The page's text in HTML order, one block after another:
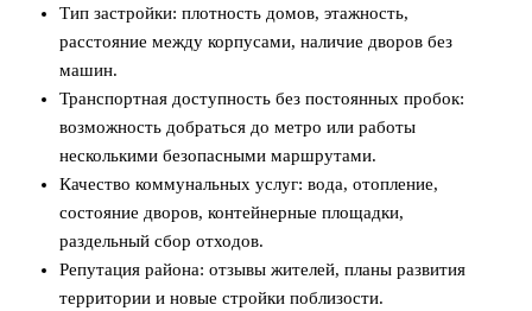
Тип застройки: плотность домов, этажность,
расстояние между корпусами, наличие дворов без
машин.
Транспортная доступность без постоянных пробок:
возможность добраться до метро или работы
несколькими безопасными маршрутами.
Качество коммунальных услуг: вода, отопление,
состояние дворов, контейнерные площадки,
раздельный сбор отходов.
Репутация района: отзывы жителей, планы развития
территории и новые стройки поблизости.